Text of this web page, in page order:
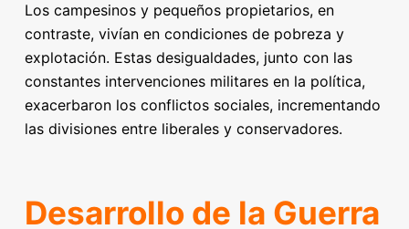
Los campesinos y pequeños propietarios, en
contraste, vivían en condiciones de pobreza y
explotación. Estas desigualdades, junto con las
constantes intervenciones militares en la política,
exacerbaron los conflictos sociales, incrementando
las divisiones entre liberales y conservadores.
Desarrollo de la Guerra